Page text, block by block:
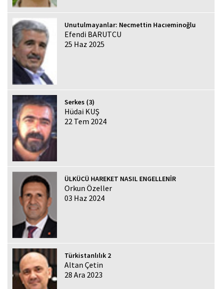
Unutulmayanlar: Necmettin Hacıeminoğlu
Efendi BARUTCU
25 Haz 2025
Serkes (3)
Hüdai KUŞ
22 Tem 2024
ÜLKÜCÜ HAREKET NASIL ENGELLENİR
Orkun Özeller
03 Haz 2024
Türkistanlılık 2
Altan Çetin
28 Ara 2023